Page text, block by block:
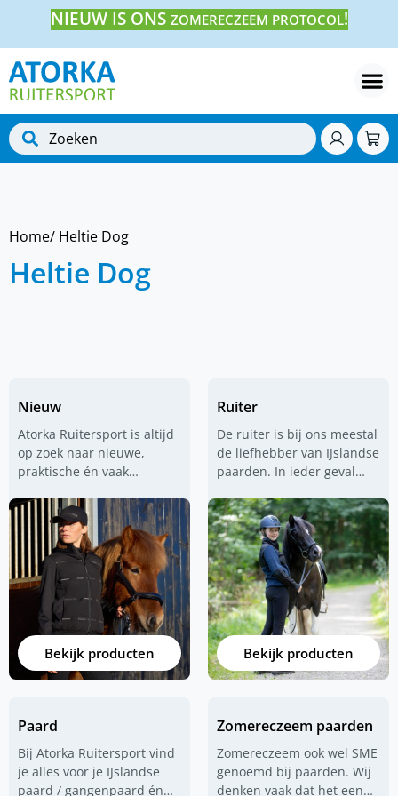
NIEUW IS ONS ZOMERECZEEM PROTOCOL!
Home/ Heltie Dog
Heltie Dog
Nieuw
Atorka Ruitersport is altijd
op zoek naar nieuwe,
praktische én vaak
producten. IJslandse
paarden, dat is onze
passie maar dat is niets
nieuws. Wij zoeken naar
waterdichte rijkleding voor
op én naast het paard
bijvoorbeeld. Maar ook
zadels voor paarden met
een korte rug. Op deze
pagina vind je de nieuwste
opgenomen. De ruiter die
vaak tochten maakt door
weer en wind, die is bij ons
aan het juiste adres.
Bekijk producten
Ruiter
De ruiter is bij ons meestal
de liefhebber van IJslandse
paarden. In ieder geval
comfortabele en praktische
rijkleding zoekt. Voor die
ruiter hebben wij alles in
huis en dan met name
jodhpur rijbroeken. Maar
ook goede waterdichte
jassen van UHIP,
goedejodphur
schoenenvan diverse
merken en ook fijne
Bekijk producten
Paard
Bij Atorka Ruitersport vind
je alles voor je IJslandse
paard / gangenpaard én
Zomereczeem paarden
Zomereczeem ook wel SME
genoemd bij paarden. Wij
denken vaak dat het een